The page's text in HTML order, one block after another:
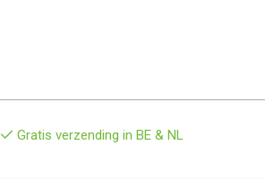
Gratis verzending in BE & NL